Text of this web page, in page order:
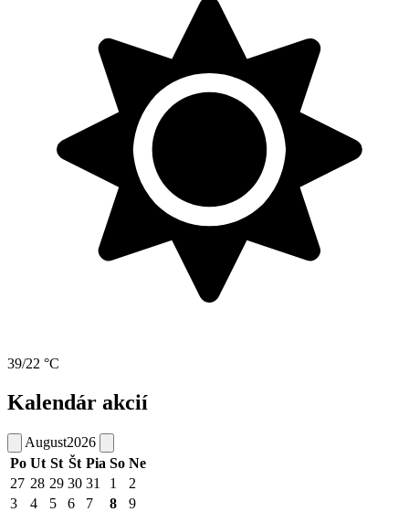
39/22 °C
Kalendár akcií
August2026
Po Ut St Št Pia So Ne
27 28 29 30 31 1
2
3
4 5 6 7 8
9